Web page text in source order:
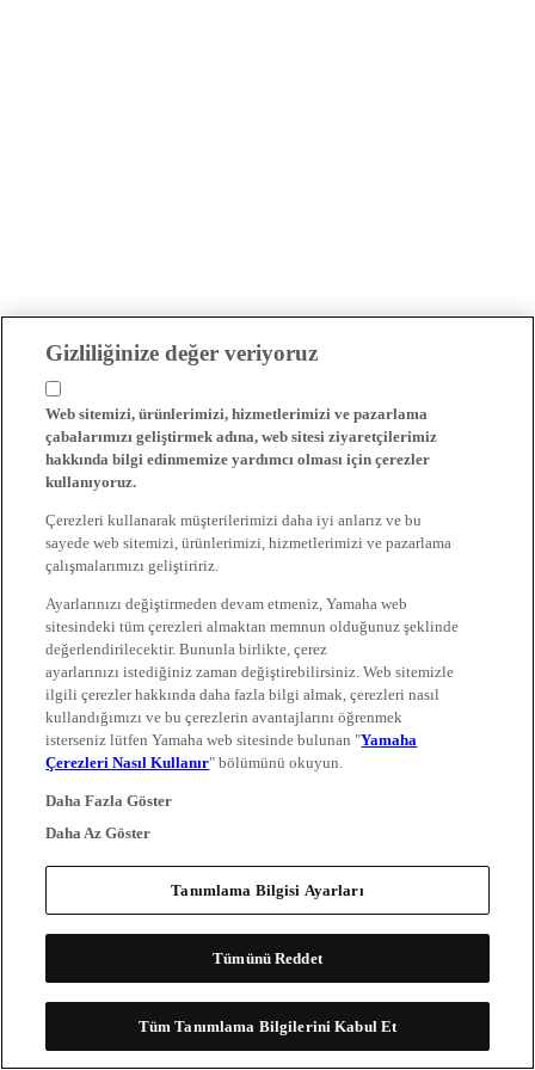
Gizliliğinize değer veriyoruz
Web sitemizi, ürünlerimizi, hizmetlerimizi ve pazarlama
çabalarımızı geliştirmek adına, web sitesi ziyaretçilerimiz
hakkında bilgi edinmemize yardımcı olması için çerezler
kullanıyoruz.
Çerezleri kullanarak müşterilerimizi daha iyi anlarız ve bu
sayede web sitemizi, ürünlerimizi, hizmetlerimizi ve pazarlama
çalışmalarımızı geliştiririz.
Ayarlarınızı değiştirmeden devam etmeniz, Yamaha web
sitesindeki tüm çerezleri almaktan memnun olduğunuz şeklinde
değerlendirilecektir. Bununla birlikte, çerez
ayarlarınızı istediğiniz zaman değiştirebilirsiniz. Web sitemizle
ilgili çerezler hakkında daha fazla bilgi almak, çerezleri nasıl
kullandığımızı ve bu çerezlerin avantajlarını öğrenmek
isterseniz lütfen Yamaha web sitesinde bulunan "Yamaha
Çerezleri Nasıl Kullanır" bölümünü okuyun.
Daha Fazla Göster
Daha Az Göster
Tanımlama Bilgisi Ayarları
Tümünü Reddet
Tüm Tanımlama Bilgilerini Kabul Et